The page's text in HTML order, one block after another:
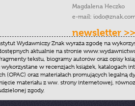
Magdalena Heczko
e-mail:
newsletter >>
Wydawniczy Znak wyraża zgodę na
aktualnie na stronie
tekstu, biogramy autorów oraz opisy
wykorzystane w recenzjach książek, katalogach
(OPAC) oraz materiałach promujących legalną
materiału z ww. strony internetowej,
zgody.